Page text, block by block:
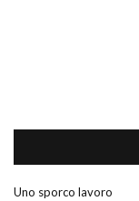
Uno sporco lavoro